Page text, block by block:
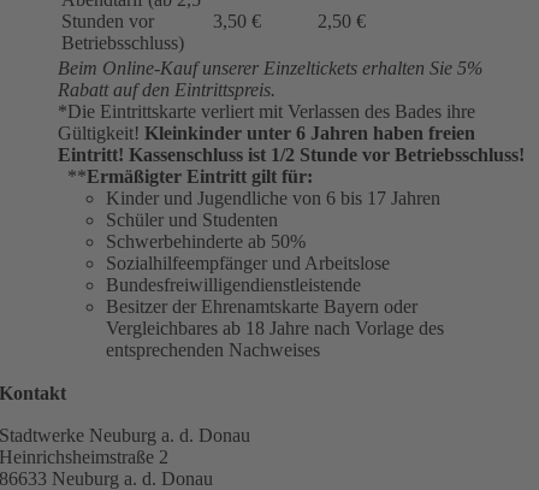
Stunden vor
Betriebsschluss)
3,50 € 2,50 €
Beim Online-Kauf unserer Einzeltickets erhalten Sie 5%
Rabatt auf den Eintrittspreis.
*Die Eintrittskarte verliert mit Verlassen des Bades ihre
Gültigkeit! Kleinkinder unter 6 Jahren haben freien
Eintritt! Kassenschluss ist 1/2 Stunde vor Betriebsschluss!
**Ermäßigter Eintritt gilt für:
Kinder und Jugendliche von 6 bis 17 Jahren
Schüler und Studenten
Schwerbehinderte ab 50%
Sozialhilfeempfänger und Arbeitslose
Bundesfreiwilligendienstleistende
Besitzer der Ehrenamtskarte Bayern oder
Vergleichbares ab 18 Jahre nach Vorlage des
entsprechenden Nachweises
Kontakt
Stadtwerke Neuburg a. d. Donau
Heinrichsheimstraße 2
86633 Neuburg a. d. Donau